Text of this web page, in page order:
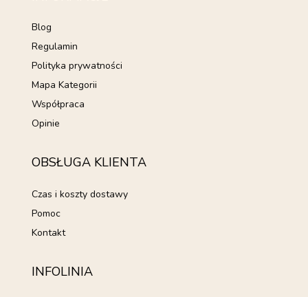
Blog
Regulamin
Polityka prywatności
Mapa Kategorii
Współpraca
Opinie
OBSŁUGA KLIENTA
Czas i koszty dostawy
Pomoc
Kontakt
INFOLINIA